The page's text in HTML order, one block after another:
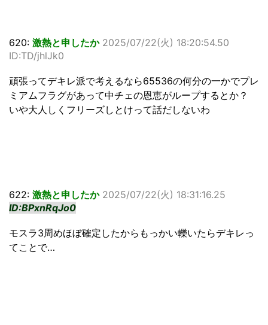
620: 激熱と申したか 2025/07/22(火) 18:20:54.50
ID:TD/jhlJk0
頑張ってデキレ派で考えるなら65536の何分の一かでプレ
ミアムフラグがあって中チェの恩恵がループするとか？
いや大人しくフリーズしとけって話だしないわ
622: 激熱と申したか 2025/07/22(火) 18:31:16.25
ID:BPxnRqJo0
モスラ3周めほぼ確定したからもっかい轢いたらデキレっ
てことで…